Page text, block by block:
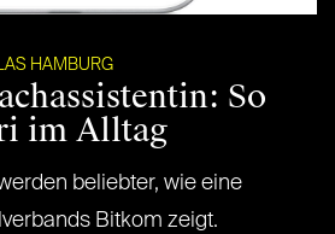
HAMBURG
So
im Alltag
beliebter, wie eine
Bitkom zeigt.